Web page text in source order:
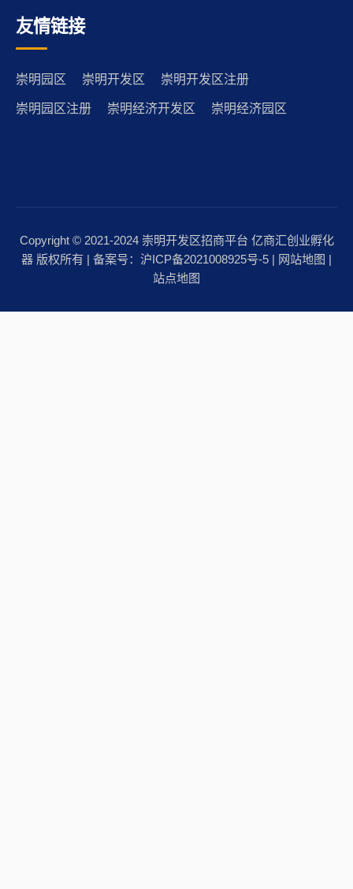
友情链接
崇明园区 崇明开发区 崇明开发区注册
崇明园区注册 崇明经济开发区 崇明经济园区
Copyright © 2021-2024 崇明开发区招商平台 亿商汇创业孵化
器 版权所有 | 备案号： 沪ICP备2021008925号-5 | 网站地图 |
站点地图